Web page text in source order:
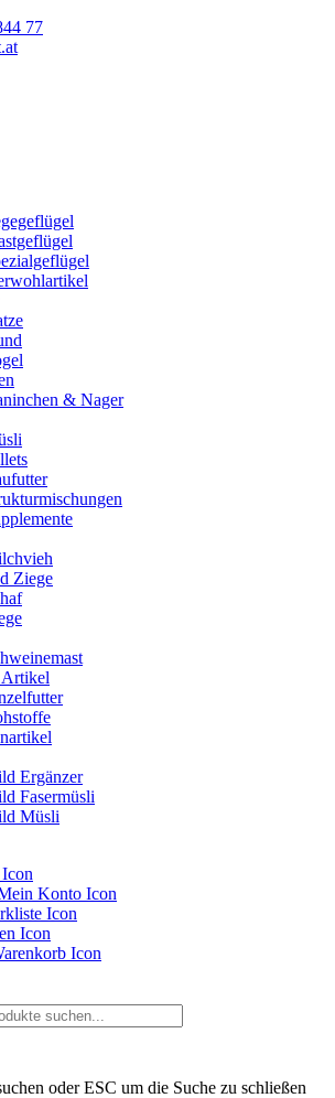
77
& Nager
Ziege
Artikel
Ergänzer
Fasermüsli
Müsli
oder ESC um die Suche zu schließen